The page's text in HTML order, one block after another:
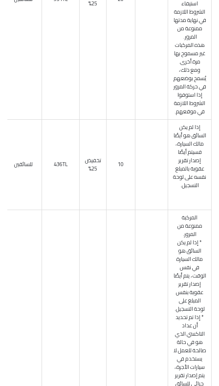
استيفاء
الشروط اللازمة
في نهاية مدتها
ممنوعة من
المرور.
هذه المركبات
غير مسموح بها
مرة أخرى.
ومع ذلك ،
يُسمح بوضعهم
في حركة المرور
إذا استوفوا
الشروط اللازمة
في موقعهم.
25%
إذا لم يكن
السائق هو أيضًا
مالك السيارة ،
فسيتم أيضًا
إصدار تقرير
عقوبة بالمبلغ
نفسه على لوحة
التسجيل.
10
تخفيض
25%
436TL للسائقين
المركبة
ممنوعة من
المرور.
* إذا لم يكن
السائق هو
مالك السيارة
في نفس
الوقت ، يتم أيضًا
إصدار تقرير
عقوبة بنفس
المبلغ على
لوحة التسجيل.
* إذا تم تحديد
أن عداد
التاكسي الذي
هو في حالة
صالحة للعمل لا
يستخدم في
سيارات الأجرة ،
يتم إصدار تقرير
جزائي للسائق